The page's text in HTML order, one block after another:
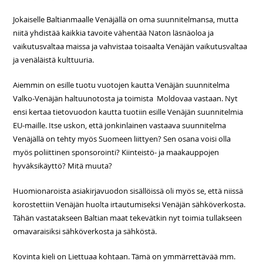
Jokaiselle Baltianmaalle Venäjällä on oma suunnitelmansa, mutta
niitä yhdistää kaikkia tavoite vähentää Naton läsnäoloa ja
vaikutusvaltaa maissa ja vahvistaa toisaalta Venäjän vaikutusvaltaa
ja venäläistä kulttuuria.
Aiemmin on esille tuotu vuotojen kautta Venäjän suunnitelma
Valko-Venäjän haltuunotosta ja toimista Moldovaa vastaan. Nyt
ensi kertaa tietovuodon kautta tuotiin esille Venäjän suunnitelmia
EU-maille. Itse uskon, että jonkinlainen vastaava suunnitelma
Venäjällä on tehty myös Suomeen liittyen? Sen osana voisi olla
myös poliittinen sponsorointi? Kiinteistö- ja maakauppojen
hyväksikäyttö? Mitä muuta?
Huomionaroista asiakirjavuodon sisällöissä oli myös se, että niissä
korostettiin Venäjän huolta irtautumiseksi Venäjän sähköverkosta.
Tähän vastatakseen Baltian maat tekevätkin nyt toimia tullakseen
omavaraisiksi sähköverkosta ja sähköstä.
Kovinta kieli on Liettuaa kohtaan. Tämä on ymmärrettävää mm.